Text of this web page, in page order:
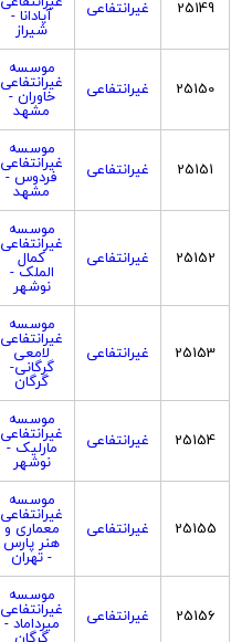
25149 غیرانتفاعی آپادانا -
شیراز
25150 غیرانتفاعی
موسسه
غیرانتفاعی
خاوران -
مشهد
25151 غیرانتفاعی
موسسه
غیرانتفاعی
فردوس -
مشهد
25152 غیرانتفاعی
موسسه
غیرانتفاعی
کمال
الملک -
نوشهر
25153 غیرانتفاعی
موسسه
غیرانتفاعی
لامعی
گرگانی-
گرگان
25154 غیرانتفاعی
موسسه
غیرانتفاعی
مارلیک -
نوشهر
25155 غیرانتفاعی
موسسه
غیرانتفاعی
معماری و
هنر پارس
- تهران
25156 غیرانتفاعی
موسسه
غیرانتفاعی
میرداماد -